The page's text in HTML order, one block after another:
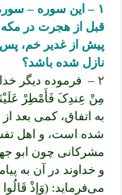
۱ – این سوره –
قبل از هجرت در
پیش از غدیر خم، پس
نازل شده باشد؟
۲ –
فرموده دیگر
مِنْ عِندِکَ فَأَمْطِرْ عَلَیْنَا
به اتفاق، کمی بعد
شده است، و اهل
مشرکانی چون ابو
و خداوند در آن به
می‌فرماید: (وَإِذْ